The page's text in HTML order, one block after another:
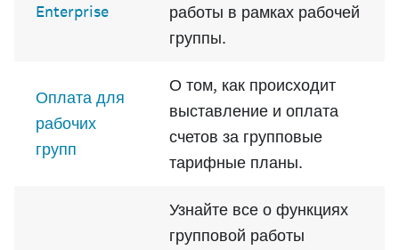
Enterprise
работы в рамках рабочей
группы.
Оплата для
рабочих
групп
О том, как происходит
выставление и оплата
счетов за групповые
тарифные планы.
Узнайте все о функциях
групповой работы